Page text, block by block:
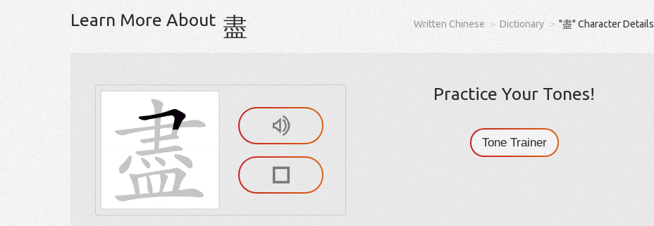
Learn More About 盡 Written Chinese Dictionary "盡" Character Details
Practice Your Tones!
Tone Trainer